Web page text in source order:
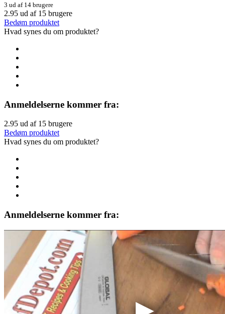
3 ud af 14 brugere
2.95 ud af 15 brugere
Bedøm produktet
Hvad synes du om produktet?
Anmeldelserne kommer fra:
2.95 ud af 15 brugere
Bedøm produktet
Hvad synes du om produktet?
Anmeldelserne kommer fra: